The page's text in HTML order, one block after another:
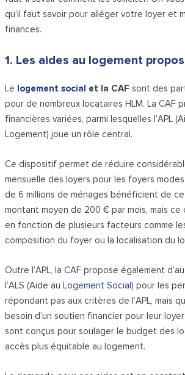
qu’il faut savoir pour alléger votre loyer et
finances.
1. Les aides au logement
Le logement social et la CAF sont des
pour de nombreux locataires HLM. La CAF
financières variées, parmi lesquelles l’APL
Logement) joue un rôle central.
Ce dispositif permet de réduire
mensuelle des loyers pour les foyers
de 6 millions de ménages bénéficient de
montant moyen de 200 € par mois, mais
en fonction de plusieurs facteurs comme
composition du foyer ou la localisation du
Outre l’APL, la CAF propose également
l’ALS (Aide au Logement Social) pour les
répondant pas aux critères de l’APL, mais
besoin d’un soutien financier pour leur
sont conçus pour soulager le budget des
accès plus équitable au logement.